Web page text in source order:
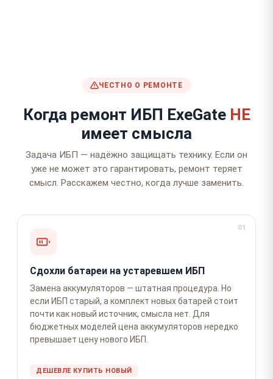
ЧЕСТНО О РЕМОНТЕ
Когда ремонт ИБП ExeGate НЕ
имеет смысла
Задача ИБП — надёжно защищать технику. Если он
уже не может это гарантировать, ремонт теряет
смысл. Расскажем честно, когда лучше заменить.
01
Сдохли батареи на устаревшем ИБП
Замена аккумуляторов — штатная процедура. Но
если ИБП старый, а комплект новых батарей стоит
почти как новый источник, смысла нет. Для
бюджетных моделей цена аккумуляторов нередко
превышает цену нового ИБП.
ДЕШЕВЛЕ КУПИТЬ НОВЫЙ